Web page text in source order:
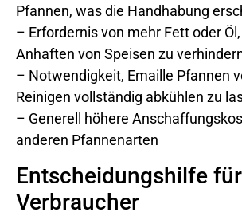
Pfannen, was die Handhabung
– Erfordernis von mehr Fett oder
Anhaften von Speisen zu
– Notwendigkeit, Emaille Pfannen
Reinigen vollständig abkühlen zu
– Generell höhere
anderen Pfannenarten
Entscheidungshilfe
Verbraucher